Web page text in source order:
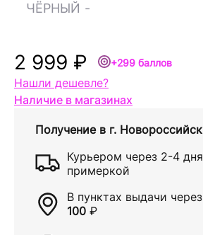
ЧЁРНЫЙ -
2 999 ₽ +299 баллов
Нашли дешевле?
Наличие в магазинах
Получение в г. Новороссийск
Курьером через 2-4 дня
примеркой
В пунктах выдачи через
100 ₽